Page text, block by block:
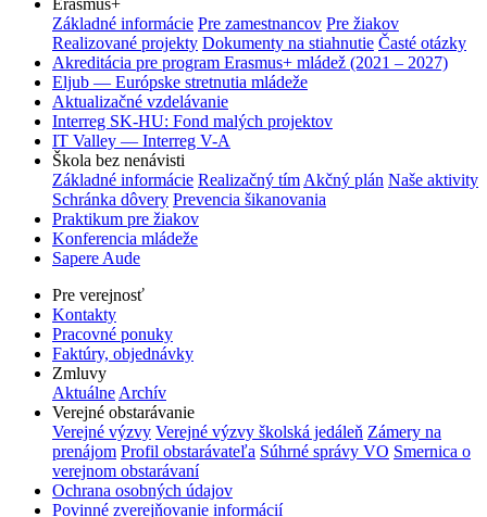
Erasmus+
Základné informácie Pre zamestnancov Pre žiakov
Realizované projekty Dokumenty na stiahnutie Časté otázky
Akreditácia pre program Erasmus+ mládež (2021 – 2027)
Eljub — Európske stretnutia mládeže
Aktualizačné vzdelávanie
Interreg SK-HU: Fond malých projektov
IT Valley — Interreg V-A
Škola bez nenávisti
Základné informácie Realizačný tím Akčný plán Naše aktivity
Schránka dôvery Prevencia šikanovania
Praktikum pre žiakov
Konferencia mládeže
Sapere Aude
Pre verejnosť
Kontakty
Pracovné ponuky
Faktúry, objednávky
Zmluvy
Aktuálne Archív
Verejné obstarávanie
Verejné výzvy Verejné výzvy školská jedáleň Zámery na
prenájom Profil obstarávateľa Súhrné správy VO Smernica o
verejnom obstarávaní
Ochrana osobných údajov
Povinné zverejňovanie informácií